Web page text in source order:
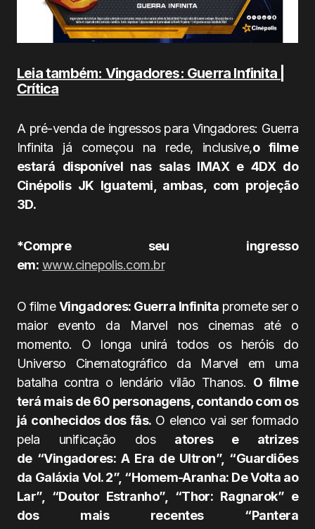
Leia também: Vingadores: Guerra Infinita |
Crítica
A pré-venda de ingressos para Vingadores: Guerra
Infinita já começou na rede, inclusive,o filme
estará disponível nas salas IMAX e 4DX do
Cinépolis JK Iguatemi, ambas, com projeção
3D.
*Compre seu ingresso
em: www.cinepolis.com.br
O filmeVingadores: Guerra Infinita promete ser o
maior evento da Marvel nos cinemas até o
momento. O longa unirá todos os heróis do
Universo Cinematográfico da Marvel em uma
batalha contra o lendário vilão Thanos. O filme
terá mais de 60 personagens, contando com os
já conhecidos dos fãs. O elenco vai ser formado
pela unificação dos atores e atrizes
de “Vingadores: A Era de Ultron”, “Guardiões
da Galáxia Vol. 2”, “Homem-Aranha: De Volta ao
Lar”, “Doutor Estranho”, “Thor: Ragnarok” e
dos mais recentes “Pantera